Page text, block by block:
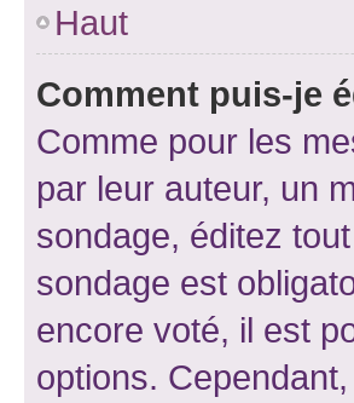
Haut
Comment puis-je
Comme pour les
par leur auteur, un
sondage, éditez
sondage est
encore voté, il est
options.